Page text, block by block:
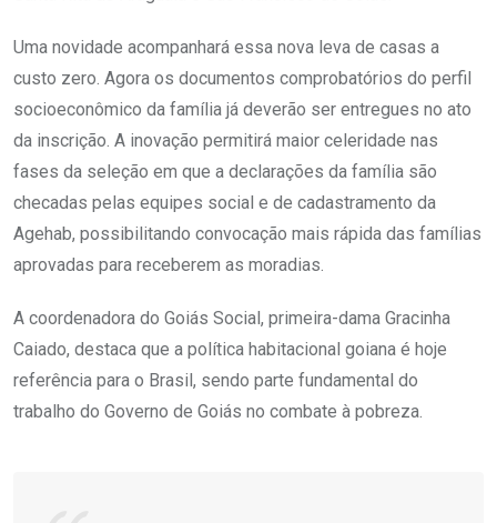
Uma novidade acompanhará essa nova leva de casas a
custo zero. Agora os documentos comprobatórios do perfil
socioeconômico da família já deverão ser entregues no ato
da inscrição. A inovação permitirá maior celeridade nas
fases da seleção em que a declarações da família são
checadas pelas equipes social e de cadastramento da
Agehab, possibilitando convocação mais rápida das famílias
aprovadas para receberem as moradias.
A coordenadora do Goiás Social, primeira-dama Gracinha
Caiado, destaca que a política habitacional goiana é hoje
referência para o Brasil, sendo parte fundamental do
trabalho do Governo de Goiás no combate à pobreza.